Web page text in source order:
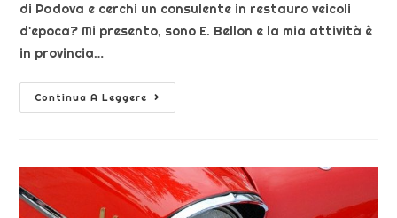
di Padova e cerchi un consulente in restauro veicoli
d'epoca? Mi presento, sono E. Bellon e la mia attività è
in provincia…
Continua A Leggere